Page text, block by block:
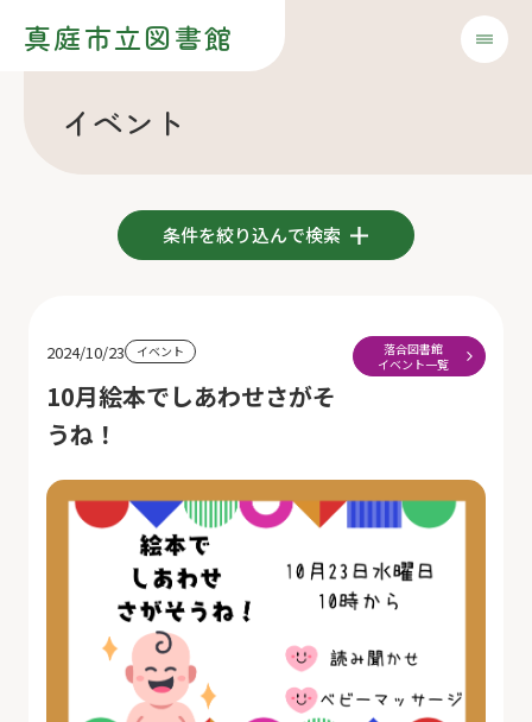
真庭市立図書館
イベント
条件を絞り込んで検索
2024/10/23 イベント
10月絵本でしあわせさがそ
うね！
落合図書館
イベント一覧